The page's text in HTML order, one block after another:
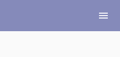
menu